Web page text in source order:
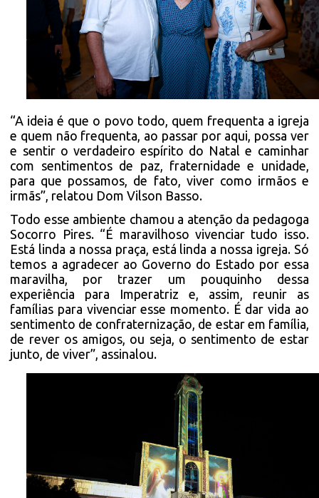
“A ideia é que o povo todo, quem frequenta a igreja
e quem não frequenta, ao passar por aqui, possa ver
e sentir o verdadeiro espírito do Natal e caminhar
com sentimentos de paz, fraternidade e unidade,
para que possamos, de fato, viver como irmãos e
irmãs”, relatou Dom Vilson Basso.
Todo esse ambiente chamou a atenção da pedagoga
Socorro Pires. “É maravilhoso vivenciar tudo isso.
Está linda a nossa praça, está linda a nossa igreja. Só
temos a agradecer ao Governo do Estado por essa
maravilha, por trazer um pouquinho dessa
experiência para Imperatriz e, assim, reunir as
famílias para vivenciar esse momento. É dar vida ao
sentimento de confraternização, de estar em família,
de rever os amigos, ou seja, o sentimento de estar
junto, de viver”, assinalou.